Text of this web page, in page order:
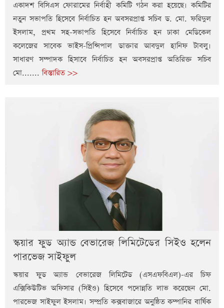
একাদশ বিসিএস ফোরামের নির্বাহী কমিটি গঠন করা হয়েছে। কমিটির
নতুন সভাপতি হিসেবে নির্বাচিত হন অবসরপ্রাপ্ত সচিব ড. মো. ফরিদুল
ইসলাম, প্রথম সহ-সভাপতি হিসেবে নির্বাচিত হন ঢাকা মেডিকেল
কলেজের সাবেক ভাইস-প্রিন্সিপাল ডাক্তার আবদুল হানিফ টাবলু।
সাধারণ সম্পাদক হিসাবে নির্বাচিত হন অবসরপ্রাপ্ত অতিরিক্ত সচিব
মো.......বিস্তারিত >>
স্কয়ার ফুড অ্যান্ড বেভারেজ লিমিটেডের সিইও হলেন
পারভেজ সাইফুল
স্কয়ার ফুড অ্যান্ড বেভারেজ লিমিটেড (এসএফবিএল)-এর চিফ
এক্সিকিউটিভ অফিসার (সিইও) হিসেবে পদোন্নতি লাভ করেছেন মো.
পারভেজ সাইফুল ইসলাম। সম্প্রতি কক্সবাজারে অনুষ্ঠিত কম্পানির বার্ষিক